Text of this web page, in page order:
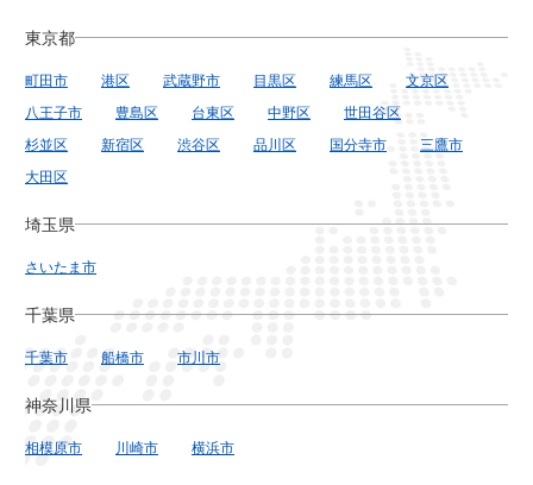
東京都
町田市 港区 武蔵野市 目黒区 練馬区
文京区
八王子市
豊島区 台東区 中野区
世田谷区
杉並区
新宿区 渋谷区 品川区 国分寺市
三鷹市
大田区
埼玉県
さいたま市
千葉県
千葉市 船橋市 市川市
神奈川県
相模原市 川崎市 横浜市